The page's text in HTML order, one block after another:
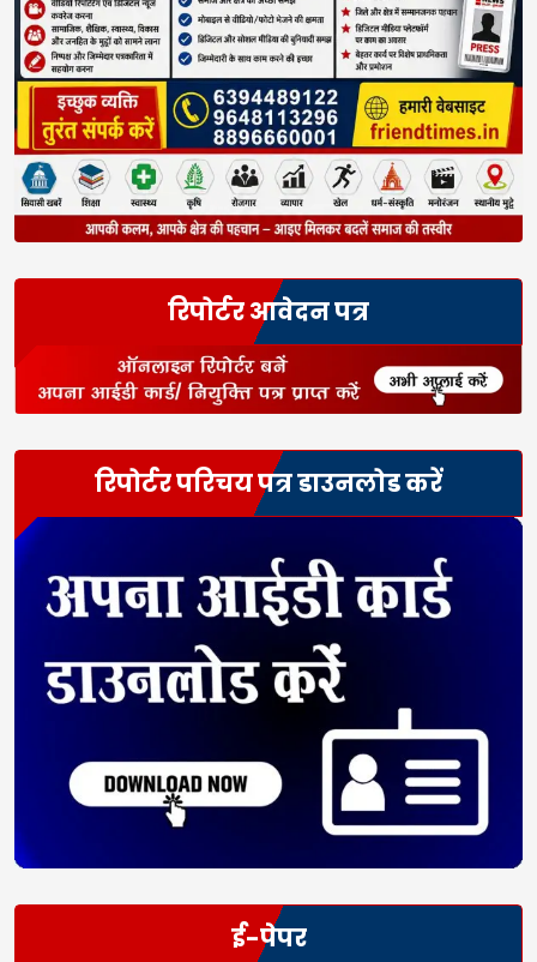
रिपोर्टर आवेदन पत्र
रिपोर्टर परिचय पत्र डाउनलोड करें
ई-पेपर